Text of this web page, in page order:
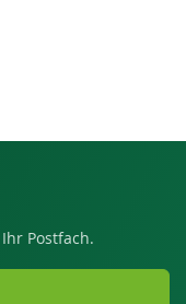
Postfach.